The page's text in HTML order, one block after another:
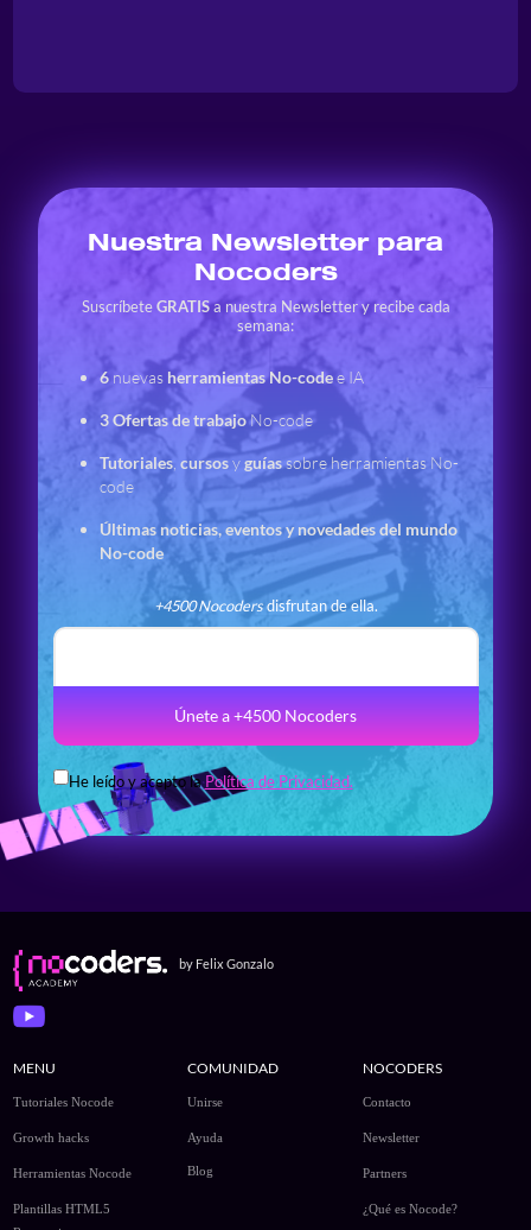
Nuestra Newsletter para
Nocoders
SuscríbeteGRATISa nuestra Newsletter y recibe cada
semana:
6 nuevas herramientas No-codee IA
3 Ofertas de trabajoNo-code
Tutoriales ,cursosyguíassobre herramientas No-
code
Últimas noticias, eventos y novedades del mundo
No-code
+4500 Nocodersdisfrutan de ella.
He leído y acepto laPolítica de Privacidad.
Únete a +4500 Nocoders
by Felix Gonzalo
MENU
Tutoriales Nocode
Growth hacks
Herramientas Nocode
Plantillas HTML5
COMUNIDAD
Unirse
Ayuda
Blog
NOCODERS
Contacto
Newsletter
Partners
¿Qué es Nocode?